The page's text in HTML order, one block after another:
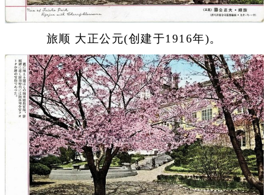
旅顺 大正公元(创建于1916年)。